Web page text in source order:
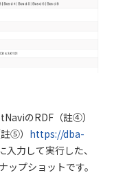
のRDF（註④）
⑤） https://dba-
入力して実行した、
ップショットです。